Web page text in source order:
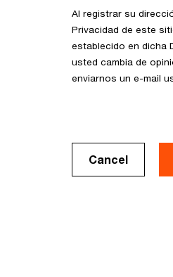
Al registrar su
Privacidad de este
establecido en dicha
usted cambia de
enviarnos un e-mail
Cancel